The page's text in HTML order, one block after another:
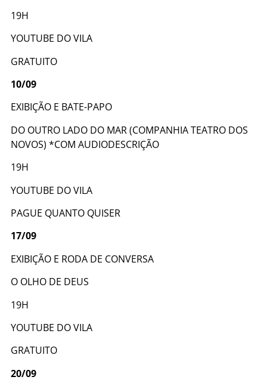
19H
YOUTUBE DO VILA
GRATUITO
10/09
EXIBIÇÃO E BATE-PAPO
DO OUTRO LADO DO MAR (COMPANHIA TEATRO DOS
NOVOS) *COM AUDIODESCRIÇÃO
19H
YOUTUBE DO VILA
PAGUE QUANTO QUISER
17/09
EXIBIÇÃO E RODA DE CONVERSA
O OLHO DE DEUS
19H
YOUTUBE DO VILA
GRATUITO
20/09